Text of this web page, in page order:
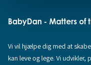
BabyDan - Matters of
Vi vil hjælpe dig med at
kan leve og lege. Vi